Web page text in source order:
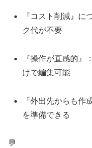
『コスト削減』に
ク代が不要
『操作が直感的』
けで編集可能
『外出先からも作
を準備できる
💬